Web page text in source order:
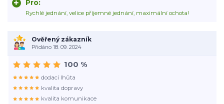
Pro:
Rychlé jednání, velice příjemné jednání, maximální ochota!
Ověřený zákazník
Přidáno 18. 09. 2024
100 %
dodací lhůta
kvalita dopravy
kvalita komunikace